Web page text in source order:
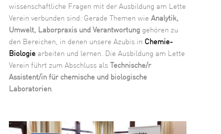
wissenschaftliche Fragen mit der Ausbildung am Lette
Verein verbunden sind: Gerade Themen wie Analytik,
Umwelt, Laborpraxis und Verantwortung gehören zu
den Bereichen, in denen unsere Azubis in Chemie-
Biologie arbeiten und lernen. Die Ausbildung am Lette
Verein führt zum Abschluss als Technische/r
Assistent/in für chemische und biologische
Laboratorien.